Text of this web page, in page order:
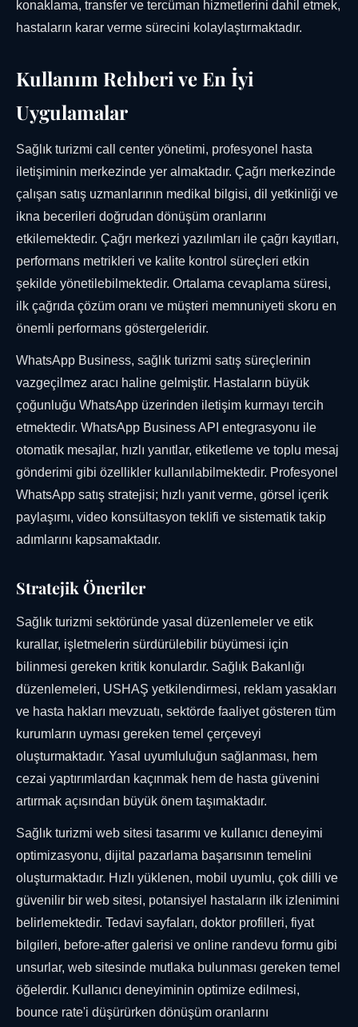
konaklama, transfer ve tercüman hizmetlerini dahil etmek,
hastaların karar verme sürecini kolaylaştırmaktadır.
Kullanım Rehberi ve En İyi
Uygulamalar
Sağlık turizmi call center yönetimi, profesyonel hasta
iletişiminin merkezinde yer almaktadır. Çağrı merkezinde
çalışan satış uzmanlarının medikal bilgisi, dil yetkinliği ve
ikna becerileri doğrudan dönüşüm oranlarını
etkilemektedir. Çağrı merkezi yazılımları ile çağrı kayıtları,
performans metrikleri ve kalite kontrol süreçleri etkin
şekilde yönetilebilmektedir. Ortalama cevaplama süresi,
ilk çağrıda çözüm oranı ve müşteri memnuniyeti skoru en
önemli performans göstergeleridir.
WhatsApp Business, sağlık turizmi satış süreçlerinin
vazgeçilmez aracı haline gelmiştir. Hastaların büyük
çoğunluğu WhatsApp üzerinden iletişim kurmayı tercih
etmektedir. WhatsApp Business API entegrasyonu ile
otomatik mesajlar, hızlı yanıtlar, etiketleme ve toplu mesaj
gönderimi gibi özellikler kullanılabilmektedir. Profesyonel
WhatsApp satış stratejisi; hızlı yanıt verme, görsel içerik
paylaşımı, video konsültasyon teklifi ve sistematik takip
adımlarını kapsamaktadır.
Stratejik Öneriler
Sağlık turizmi sektöründe yasal düzenlemeler ve etik
kurallar, işletmelerin sürdürülebilir büyümesi için
bilinmesi gereken kritik konulardır. Sağlık Bakanlığı
düzenlemeleri, USHAŞ yetkilendirmesi, reklam yasakları
ve hasta hakları mevzuatı, sektörde faaliyet gösteren tüm
kurumların uyması gereken temel çerçeveyi
oluşturmaktadır. Yasal uyumluluğun sağlanması, hem
cezai yaptırımlardan kaçınmak hem de hasta güvenini
artırmak açısından büyük önem taşımaktadır.
Sağlık turizmi web sitesi tasarımı ve kullanıcı deneyimi
optimizasyonu, dijital pazarlama başarısının temelini
oluşturmaktadır. Hızlı yüklenen, mobil uyumlu, çok dilli ve
güvenilir bir web sitesi, potansiyel hastaların ilk izlenimini
belirlemektedir. Tedavi sayfaları, doktor profilleri, fiyat
bilgileri, before-after galerisi ve online randevu formu gibi
unsurlar, web sitesinde mutlaka bulunması gereken temel
öğelerdir. Kullanıcı deneyiminin optimize edilmesi,
bounce rate'i düşürürken dönüşüm oranlarını